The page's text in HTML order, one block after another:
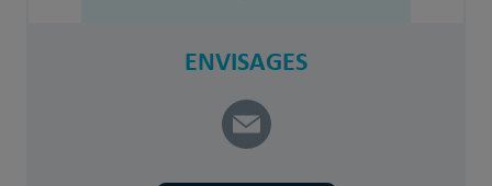
ENVISAGES